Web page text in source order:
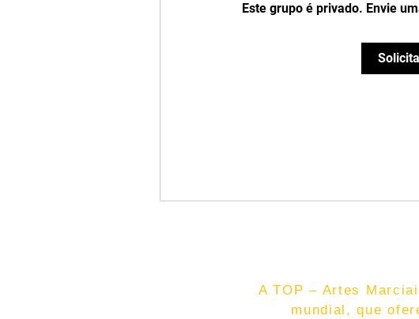
Este grupo é privado. Envie
A TOP – Artes
mundial, que